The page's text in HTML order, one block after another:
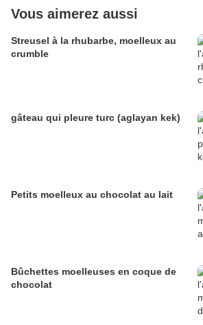
Vous aimerez aussi
Streusel à la rhubarbe, moelleux au
crumble
gâteau qui pleure turc (aglayan kek)
Petits moelleux au chocolat au lait
Bûchettes moelleuses en coque de
chocolat